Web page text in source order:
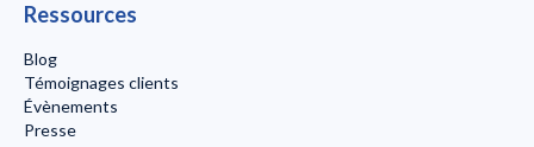
Ressources
Blog
Témoignages clients
Évènements
Presse